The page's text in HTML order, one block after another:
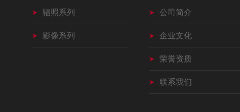
辐照系列
影像系列
公司简介
企业文化
荣誉资质
联系我们